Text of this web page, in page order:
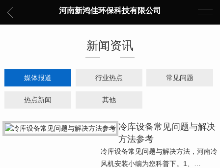
河南新鸿佳环保科技有限公司
新闻资讯
媒体报道 行业热点 常见问题
热点新闻 其他
冷库设备常见问题与解决
方法参考
冷库设备常见问题与解决方法，河南冷
风机安装小编为您科普下。1、…